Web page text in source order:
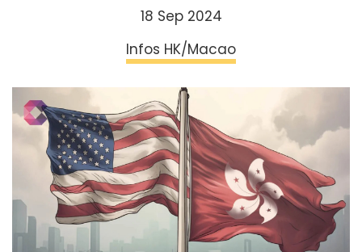
18 Sep 2024
Infos HK/Macao